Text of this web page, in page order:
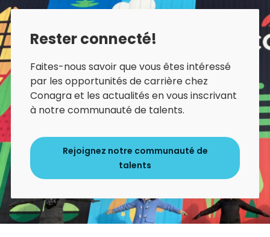
Rester connecté!
Faites-nous savoir que vous êtes intéressé
par les opportunités de carrière chez
Conagra et les actualités en vous inscrivant
à notre communauté de talents.
Rejoignez notre communauté de
talents